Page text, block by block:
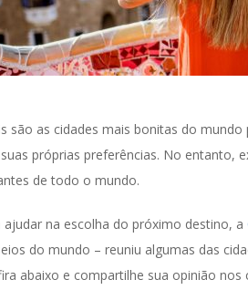
são as cidades mais bonitas do
próprias preferências. No entanto,
de todo o mundo.
ajudar na escolha do próximo destino, a
do mundo – reuniu algumas das
abaixo e compartilhe sua opinião